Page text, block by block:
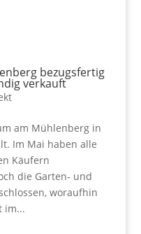
bezugsfertig
verkauft
am Mühlenberg in
Im Mai haben alle
Käufern
die Garten- und
woraufhin
im...